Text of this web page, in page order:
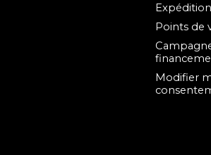
Points de
Modifier